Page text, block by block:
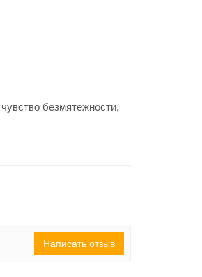
безмятежности,
Написать отзыв